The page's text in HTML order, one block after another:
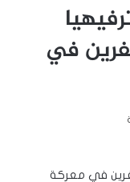
في
في معركة